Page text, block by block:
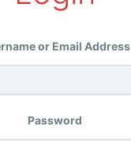
or Email Address
Password